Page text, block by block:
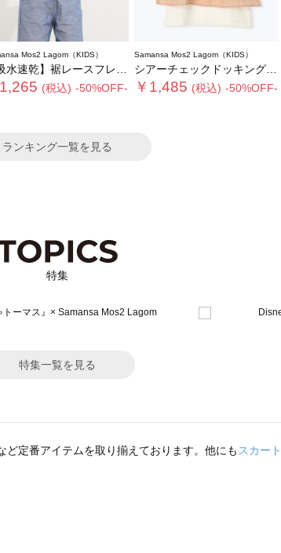
Mos2 Lagom（KIDS）
水速乾】裾レースフレンチスリーブTシャツ
(税込) -50%OFF-
Samansa Mos2 Lagom（KIDS）
シアーチェックドッキングTシャツ
￥1,485 (税込) -50%OFF-
ランキング一覧を見る
特集
特集一覧を見る
ど定番アイテムを取り揃えております。他にもスカート